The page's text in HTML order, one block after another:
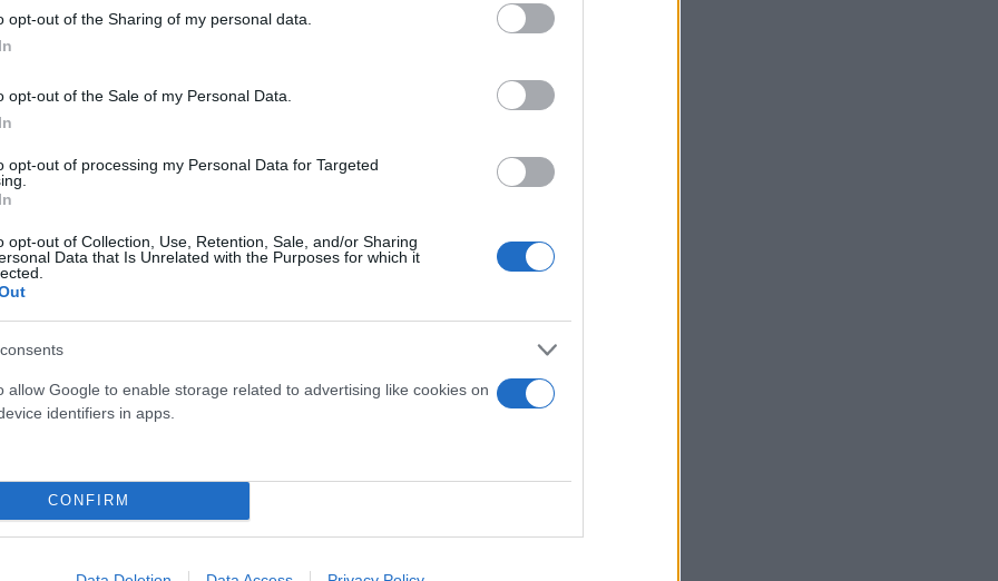
opt-out of the Sharing of my personal data.
opt-out of the Sale of my Personal Data.
opt-out of processing my Personal Data for Targeted
opt-out of Collection, Use, Retention, Sale, and/or Sharing
Data that Is Unrelated with the Purposes for which it
allow Google to enable storage related to advertising like cookies on
identifiers in apps.
CONFIRM
οχημάτων, την Πέμπτη 26/10/2023 κατά τις ώρες 9:30΄έως
Βεργωτή έως τη συμβολή της με την Λ. Αλίμου και στα
κατά μήκος της οδού Ευρυάλης από την Τετάρτη
και ώρα 11:30΄.